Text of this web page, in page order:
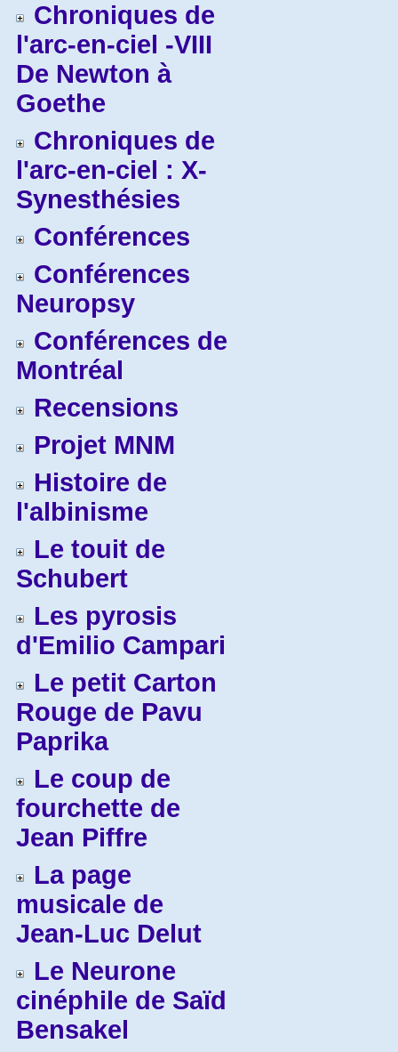
Chroniques de
l'arc-en-ciel -VIII
De Newton à
Goethe
Chroniques de
l'arc-en-ciel : X-
Synesthésies
Conférences
Conférences
Neuropsy
Conférences de
Montréal
Recensions
Projet MNM
Histoire de
l'albinisme
Le touit de
Schubert
Les pyrosis
d'Emilio Campari
Le petit Carton
Rouge de Pavu
Paprika
Le coup de
fourchette de
Jean Piffre
La page
musicale de
Jean-Luc Delut
Le Neurone
cinéphile de Saïd
Bensakel